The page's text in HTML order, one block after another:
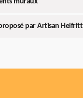
par Artisan Helfritt